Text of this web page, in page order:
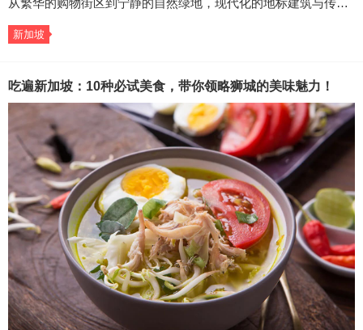
从繁华的购物街区到宁静的自然绿地，现代化的地标建筑与传…
新加坡
吃遍新加坡：10种必试美食，带你领略狮城的美味魅力！